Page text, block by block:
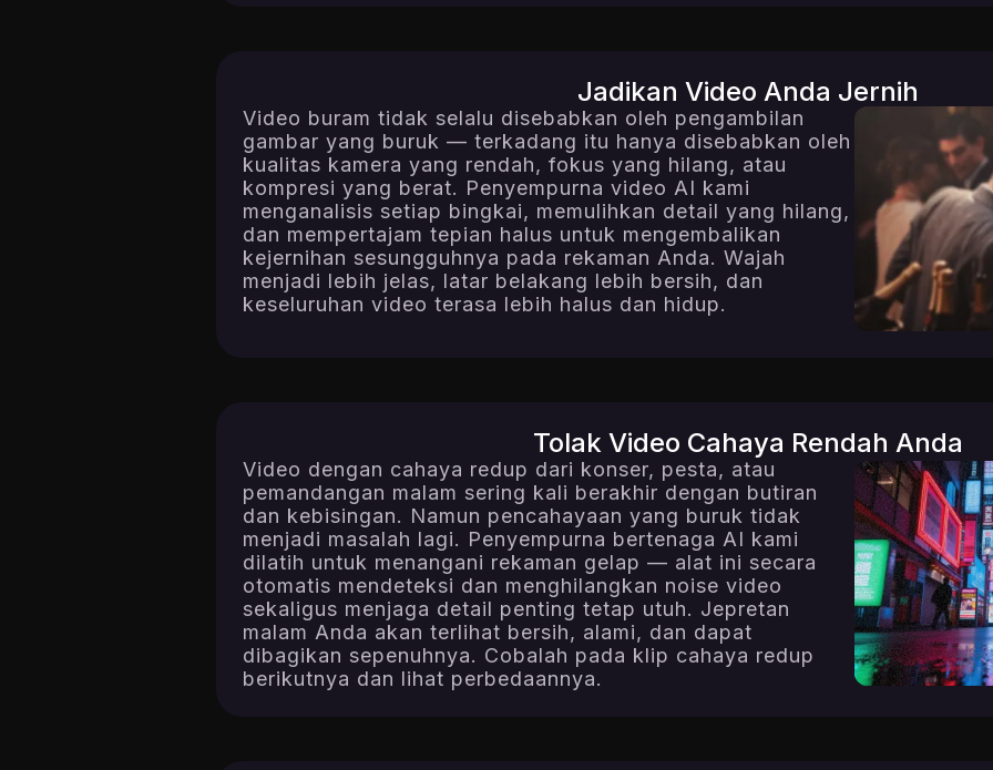
Jadikan Video Anda Jernih
Video buram tidak selalu disebabkan oleh pengambilan
gambar yang buruk — terkadang itu hanya disebabkan oleh
kualitas kamera yang rendah, fokus yang hilang, atau
kompresi yang berat. Penyempurna video AI kami
menganalisis setiap bingkai, memulihkan detail yang hilang,
dan mempertajam tepian halus untuk mengembalikan
kejernihan sesungguhnya pada rekaman Anda. Wajah
menjadi lebih jelas, latar belakang lebih bersih, dan
keseluruhan video terasa lebih halus dan hidup.
Tolak Video Cahaya Rendah Anda
Video dengan cahaya redup dari konser, pesta, atau
pemandangan malam sering kali berakhir dengan butiran
dan kebisingan. Namun pencahayaan yang buruk tidak
menjadi masalah lagi. Penyempurna bertenaga AI kami
dilatih untuk menangani rekaman gelap — alat ini secara
otomatis mendeteksi dan menghilangkan noise video
sekaligus menjaga detail penting tetap utuh. Jepretan
malam Anda akan terlihat bersih, alami, dan dapat
dibagikan sepenuhnya. Cobalah pada klip cahaya redup
berikutnya dan lihat perbedaannya.